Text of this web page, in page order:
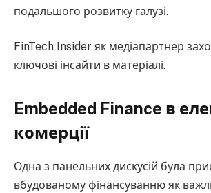
подальшого розвитку галузі.
FinTech Insider як медіапартнер
ключові інсайти в матеріалі.
Embedded Finance в
комерції
Одна з панельних дискусій була
вбудованому фінансуванню як